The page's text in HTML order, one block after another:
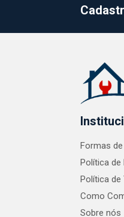
Formas
Política de
Política de
Como
Sobre nós